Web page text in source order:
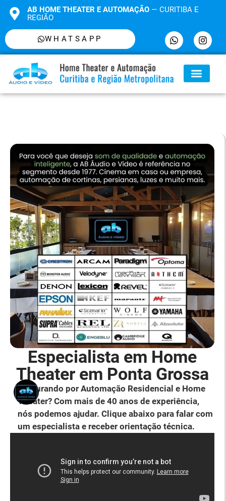
AB HOME THEATER E AUTOMAÇÃO— CURITIBA E
REGIÃO
WHATSAPP
Especialista em Home
Theater em Ponta Grossa
Procurando por Automação Residencial e Home
Theater? Com mais de 40 anos de experiência,
nós podemos ajudar. Clique abaixo para falar com
um especialista e receber orientação técnica.